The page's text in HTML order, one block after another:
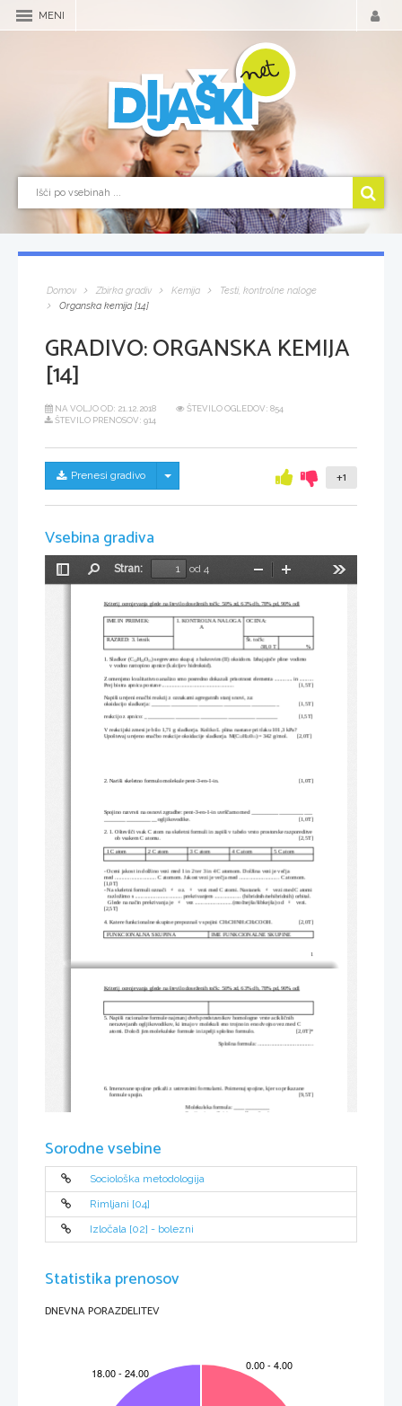
MENI
Domov Zbirka gradiv Kemija
Testi, kontrolne naloge
Organska kemija [14]
GRADIVO:ORGANSKA KEMIJA
[14]
NA VOLJO OD: 21.12.2018
ŠTEVILO OGLEDOV: 854
ŠTEVILO PRENOSOV: 914
Prenesi gradivo Skrij/prikaži meni +1
Vsebina gradiva
Preklopi
Stran:
od 4
Pomanjšaj
Kriterij ocenjevanja glede na število doseženih točk: 50% zd, 63% db, 78% pd, 90% odl
IME IN PRIIMEK:
1. KONTROLNA NALOGA
                 A
OCENA:
RAZRED: 3. letnik
Št. točk:
          /38,0 T
                  %
1. Sladkor (C12H22O11 ) segrevamo skupaj z bakrovim (II) oksidom. Izhajajoče pline vodimo
    v vodno raztopino apnice (kalcijev hidroksid).
Z omenjeno kvalitativno analizo smo posredno dokazali prisotnost elementa ............. in ..........
Prej bistra apnica postane ....................................................
           [1,5T]
Napiši urejeni enačbi reakcij z oznakami agregatnih stanj snovi, za:
oksidacijo sladkorja: ______________________________________________
           [1,5T]
reakcijo z apnico: ________________________________________________               [1,5T]
V reakcijski zmesi je bilo 1,71 g sladkorja. Koliko L plina nastane pri tlaku 101,3 kPa?
Upoštevaj urejeno enačbo reakcije oksidacije sladkorja. M(C12 H22 011) = 342 g/mol.       [2,0T]
2. Nariši skeletno formulo molekule pent-3-en-1-in.
           [1,0T]
Spojino razvrsti na osnovi zgradbe: pent-3-en-1-in uvrščamo med ______________________
___________________ ogljikovodike.
           [1,0T]
2. 1. Oštevilči vsak C atom na skeletni formuli in zapiši v tabelo vrsto prostorske razporeditve
        ob vsakem C atomu.
           [2,5T]
1 C atom 2 C atom 3 C atom 4 C atom 5 C atom
- Oceni jakost in dolžino vezi med 1 in 2 ter 3 in 4 C atomom. Dolžina vezi je večja
med .............................. C atomom. Jakost vezi je večja med ............................. C atomom.
[1,0T]
- Na skeletni formuli označi
σ oz. π vezi med C atomi. Nastanek σ
vezi med C atomi
   razložimo s .................................. prekrivanjem ................... (hibridnih/nehibridnih) orbital.
   Glede na način prekrivanja je
σ vez ...........................(močnejša/šibkejša) od π
vezi.
[2,5T]
4. Katere funkcionalne skupine prepoznaš v spojini CH3CHNH2CH2COOH.
           [2,0T]
FUNKCIONALNA SKUPINA IME FUNKCIONALNE SKUPINE
1
Kriterij ocenjevanja glede na število doseženih točk: 50% zd, 63% db, 78% pd, 90% odl
5. Napiši racionalne formule najmanj dveh predstavnikov homologne vrste acikličnih
    nerazvejanih ogljikovodikov, ki imajo v molekuli eno trojno in eno dvojno vez med C
    atomi. Določi jim molekulske formule in izpelji splošno formulo.
         [2,0T]*
Splošna formula: ........................................
6. Imenovane spojine prikaži z ustreznimi formulami. Poimenuj spojine, kjer so prikazane
    formule spojin.
           [9,5T]
Molekulska formula: _____________
Spojina je verižni izomer alkana(ime): ______________
d) 3-aminobenzojska kislina
e) ----------------------------------- f) 4-metilpentan-2-on
CH CHO
Kriterij ocenjevanja glede na število doseženih točk: 50% zd, 63% db, 78% pd, 90% odl
a) --------------------------- b) ------------------------ c) ---------------------- č)--------------------------
8. Prikaži s formulami zahtevane izomere in jih poimenuj.
Sorodne vsebine
Sociološka metodologija
Rimljani [04]
Izločala [02] - bolezni
Statistika prenosov
DNEVNA PORAZDELITEV